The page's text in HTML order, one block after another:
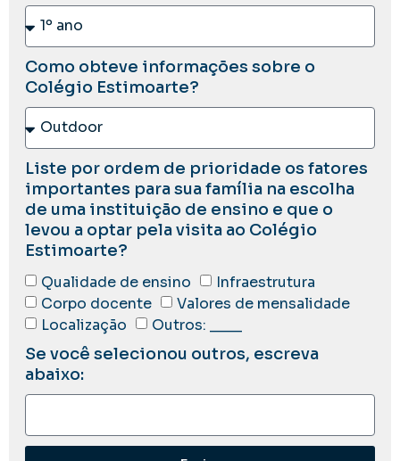
Como obteve informações sobre o
Colégio Estimoarte?
Liste por ordem de prioridade os fatores
importantes para sua família na escolha
de uma instituição de ensino e que o
levou a optar pela visita ao Colégio
Estimoarte?
Qualidade de ensino
Infraestrutura
Corpo docente
Valores de mensalidade
Localização
Outros: ____
Se você selecionou outros, escreva
abaixo: